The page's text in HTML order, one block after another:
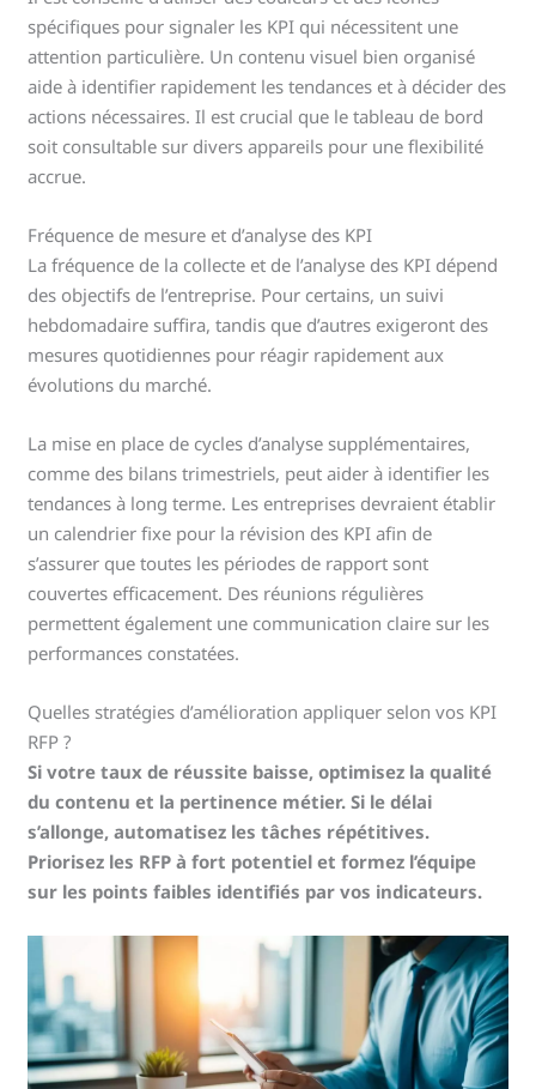
spécifiques pour signaler les KPI qui nécessitent une
attention particulière. Un contenu visuel bien organisé
aide à identifier rapidement les tendances et à décider des
actions nécessaires. Il est crucial que le tableau de bord
soit consultable sur divers appareils pour une flexibilité
accrue.
Fréquence de mesure et d’analyse des KPI
La fréquence de la collecte et de l’analyse des KPI dépend
des objectifs de l’entreprise. Pour certains, un suivi
hebdomadaire suffira, tandis que d’autres exigeront des
mesures quotidiennes pour réagir rapidement aux
évolutions du marché.
La mise en place de cycles d’analyse supplémentaires,
comme des bilans trimestriels, peut aider à identifier les
tendances à long terme. Les entreprises devraient établir
un calendrier fixe pour la révision des KPI afin de
s’assurer que toutes les périodes de rapport sont
couvertes efficacement. Des réunions régulières
permettent également une communication claire sur les
performances constatées.
Quelles stratégies d’amélioration appliquer selon vos KPI
RFP ?
Si votre taux de réussite baisse, optimisez la qualité
du contenu et la pertinence métier. Si le délai
s’allonge, automatisez les tâches répétitives.
Priorisez les RFP à fort potentiel et formez l’équipe
sur les points faibles identifiés par vos indicateurs.